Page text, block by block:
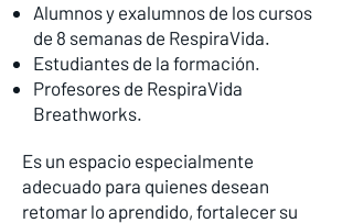
Alumnos y exalumnos de los cursos
de 8 semanas de RespiraVida.
Estudiantes de la formación.
Profesores de RespiraVida
Breathworks.
Es un espacio especialmente
adecuado para quienes desean
retomar lo aprendido, fortalecer su